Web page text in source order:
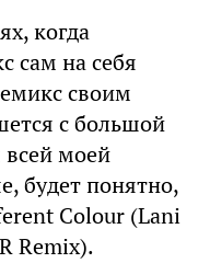
когда
сам на себя
своим
с большой
всей моей
будет понятно,
Colour (Lani
Remix).